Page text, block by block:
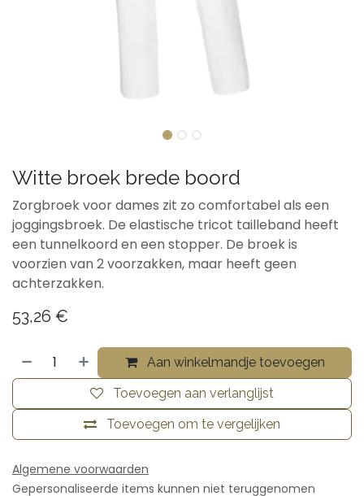
Witte broek brede boord
Zorgbroek voor dames zit zo comfortabel als een
joggingsbroek. De elastische tricot tailleband heeft
een tunnelkoord en een stopper. De broek is
voorzien van 2 voorzakken, maar heeft geen
achterzakken.
53,26 €
Aan winkelmandje toevoegen
Toevoegen om te vergelijken
Toevoegen aan verlanglijst
Algemene voorwaarden
Gepersonaliseerde items kunnen niet teruggenomen